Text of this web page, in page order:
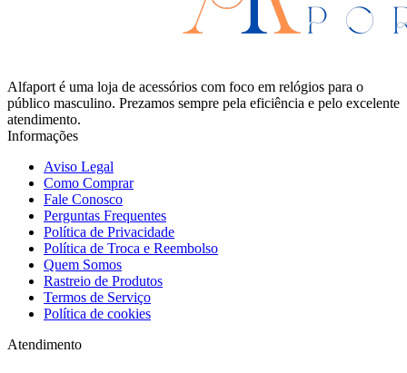
Alfaport é uma loja de acessórios com foco em relógios para o
público masculino. Prezamos sempre pela eficiência e pelo excelente
atendimento.
Informações
Aviso Legal
Como Comprar
Fale Conosco
Perguntas Frequentes
Política de Privacidade
Política de Troca e Reembolso
Quem Somos
Rastreio de Produtos
Termos de Serviço
Política de cookies
Atendimento